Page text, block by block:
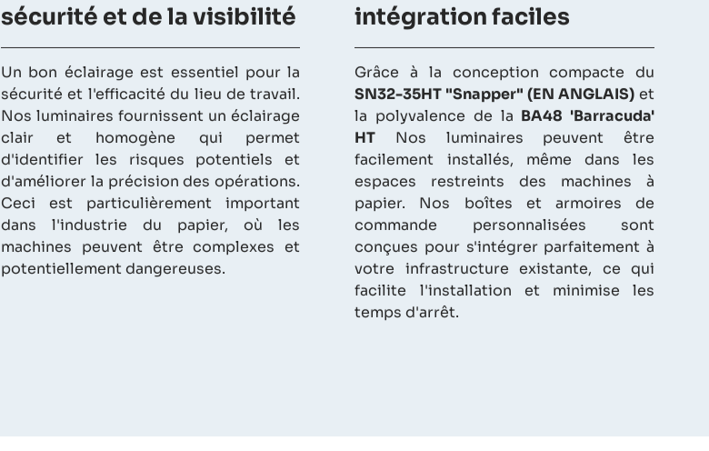
sécurité et de la visibilité
Un bon éclairage est essentiel pour la
sécurité et l'efficacité du lieu de travail.
Nos luminaires fournissent un éclairage
clair et homogène qui permet
d'identifier les risques potentiels et
d'améliorer la précision des opérations.
Ceci est particulièrement important
dans l'industrie du papier, où les
machines peuvent être complexes et
potentiellement dangereuses.
intégration faciles
Grâce à la conception compacte du
SN32-35HT "Snapper" (EN ANGLAIS) et
la polyvalence de la BA48 'Barracuda'
HT Nos luminaires peuvent être
facilement installés, même dans les
espaces restreints des machines à
papier. Nos boîtes et armoires de
commande personnalisées sont
conçues pour s'intégrer parfaitement à
votre infrastructure existante, ce qui
facilite l'installation et minimise les
temps d'arrêt.